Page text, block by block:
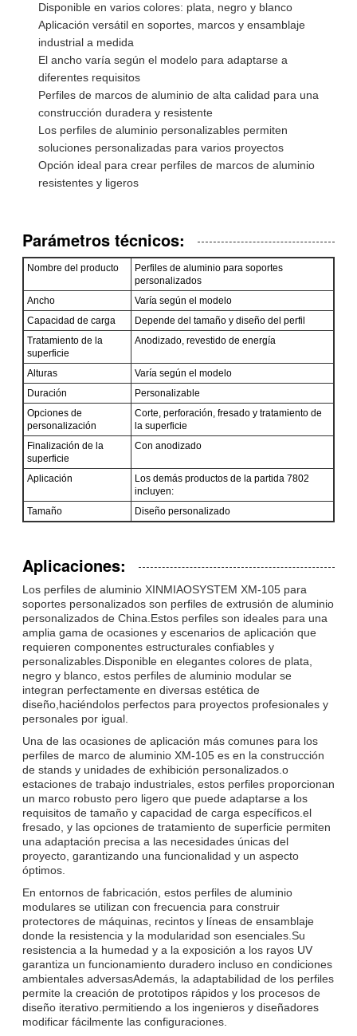
Disponible en varios colores: plata, negro y blanco
Aplicación versátil en soportes, marcos y ensamblaje
industrial a medida
El ancho varía según el modelo para adaptarse a
diferentes requisitos
Perfiles de marcos de aluminio de alta calidad para una
construcción duradera y resistente
Los perfiles de aluminio personalizables permiten
soluciones personalizadas para varios proyectos
Opción ideal para crear perfiles de marcos de aluminio
resistentes y ligeros
Parámetros técnicos:
Nombre del producto
Perfiles de aluminio para soportes
personalizados
Ancho
Varía según el modelo
Capacidad de carga
Depende del tamaño y diseño del perfil
Tratamiento de la
superficie
Anodizado, revestido de energía
Alturas
Varía según el modelo
Duración
Personalizable
Opciones de
personalización
Corte, perforación, fresado y tratamiento de
la superficie
Finalización de la
superficie
Con anodizado
Aplicación
Los demás productos de la partida 7802
incluyen:
Tamaño
Diseño personalizado
Aplicaciones:
Los perfiles de aluminio XINMIAOSYSTEM XM-105 para
soportes personalizados son perfiles de extrusión de aluminio
personalizados de China.Estos perfiles son ideales para una
amplia gama de ocasiones y escenarios de aplicación que
requieren componentes estructurales confiables y
personalizables.Disponible en elegantes colores de plata,
negro y blanco, estos perfiles de aluminio modular se
integran perfectamente en diversas estética de
diseño,haciéndolos perfectos para proyectos profesionales y
personales por igual.
Una de las ocasiones de aplicación más comunes para los
perfiles de marco de aluminio XM-105 es en la construcción
de stands y unidades de exhibición personalizados.o
estaciones de trabajo industriales, estos perfiles proporcionan
un marco robusto pero ligero que puede adaptarse a los
requisitos de tamaño y capacidad de carga específicos.el
fresado, y las opciones de tratamiento de superficie permiten
una adaptación precisa a las necesidades únicas del
proyecto, garantizando una funcionalidad y un aspecto
óptimos.
En entornos de fabricación, estos perfiles de aluminio
modulares se utilizan con frecuencia para construir
protectores de máquinas, recintos y líneas de ensamblaje
donde la resistencia y la modularidad son esenciales.Su
resistencia a la humedad y a la exposición a los rayos UV
garantiza un funcionamiento duradero incluso en condiciones
ambientales adversasAdemás, la adaptabilidad de los perfiles
permite la creación de prototipos rápidos y los procesos de
diseño iterativo.permitiendo a los ingenieros y diseñadores
modificar fácilmente las configuraciones.